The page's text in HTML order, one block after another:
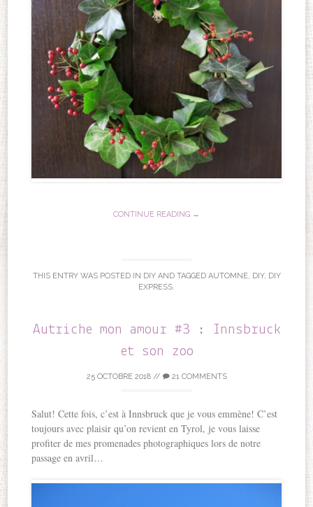
CONTINUE READING →
THIS ENTRY WAS POSTED IN DIYAND TAGGED AUTOMNE, DIY, DIY
EXPRESS.
Autriche mon amour #3 : Innsbruck
et son zoo
25 OCTOBRE 2018// 21 COMMENTS
Salut! Cette fois, c’est à Innsbruck que je vous emmène! C’est
toujours avec plaisir qu’on revient en Tyrol, je vous laisse
profiter de mes promenades photographiques lors de notre
passage en avril…